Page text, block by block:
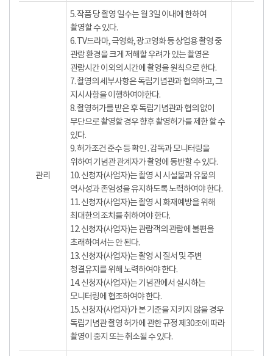
관리
5. 작품 당 촬영 일수는 월 3일 이내에 한하여
촬영할 수 있다.
6. TV드라마, 극영화, 광고영화 등 상업용 촬영 중
관람 환경을 크게 저해할 우려가 있는 촬영은
관람시간 이외의 시간에 촬영을 원칙으로 한다.
7. 촬영의 세부사항은 독립기념관과 협의하고, 그
지시사항을 이행하여야한다.
8. 촬영허가를 받은 후 독립기념관과 협의 없이
무단으로 촬영할 경우 향후 촬영허가를 제한 할 수
있다.
9. 허가조건 준수 등 확인․감독과 모니터링을
위하여 기념관 관계자가 촬영에 동반할 수 있다.
10. 신청자(사업자)는 촬영 시 시설물과 유물의
역사성과 존엄성을 유지하도록 노력하여야 한다.
11. 신청자(사업자)는 촬영 시 화재예방을 위해
최대한의 조치를 취하여야 한다.
12. 신청자(사업자)는 관람객의 관람에 불편을
초래하여서는 안 된다.
13. 신청자(사업자)는 촬영 시 질서 및 주변
청결유지를 위해 노력하여야 한다.
14. 신청자(사업자)는 기념관에서 실시하는
모니터링에 협조하여야 한다.
15. 신청자(사업자)가 본 기준을 지키지 않을 경우
독립기념관 촬영 허가에 관한 규정 제30조에 따라
촬영이 중지 또는 취소될 수 있다.